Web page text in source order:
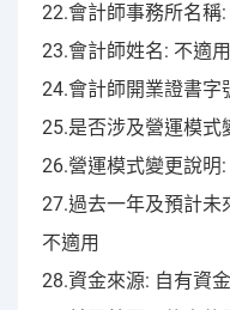
22.會計師事務所名稱
23.會計師姓名: 不適用
24.會計師開業證書字
25.是否涉及營運模式
26.營運模式變更說明
27.過去一年及預計未
不適用
28.資金來源: 自有資金